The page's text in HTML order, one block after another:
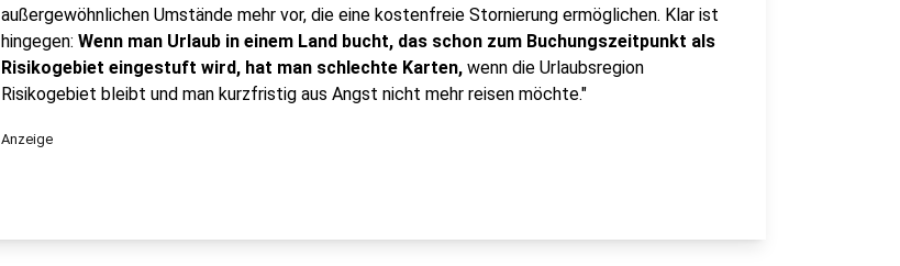
außergewöhnlichen Umstände mehr vor, die eine kostenfreie Stornierung ermöglichen. Klar ist
hingegen: Wenn man Urlaub in einem Land bucht, das schon zum Buchungszeitpunkt als
Risikogebiet eingestuft wird, hat man schlechte Karten, wenn die Urlaubsregion
Risikogebiet bleibt und man kurzfristig aus Angst nicht mehr reisen möchte."
Anzeige